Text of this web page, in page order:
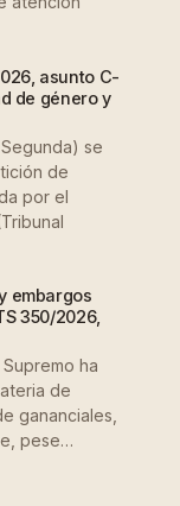
asunto C-
de género y
se
de
por el
embargos
350/2026,
ha
de
gananciales,
pese…